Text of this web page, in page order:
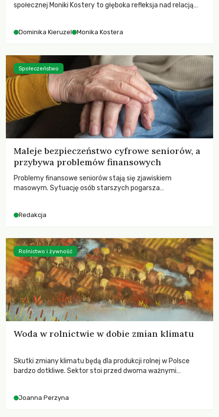
społecznej Moniki Kostery to głęboka refleksja nad relacją
Dominika Kieruzel Monika Kostera
Maleje bezpieczeństwo cyfrowe seniorów, a
przybywa problemów finansowych
Problemy finansowe seniorów stają się zjawiskiem
masowym. Sytuację osób starszych pogarsza
Redakcja
Społeczeństwo
Woda w rolnictwie w dobie zmian klimatu
Skutki zmiany klimatu będą dla produkcji rolnej w Polsce
bardzo dotkliwe. Sektor stoi przed dwoma ważnymi
zachodzących zmian klimatycznych. Wymagać to będzie
Joanna Perzyna
Rolnictwo i żywność